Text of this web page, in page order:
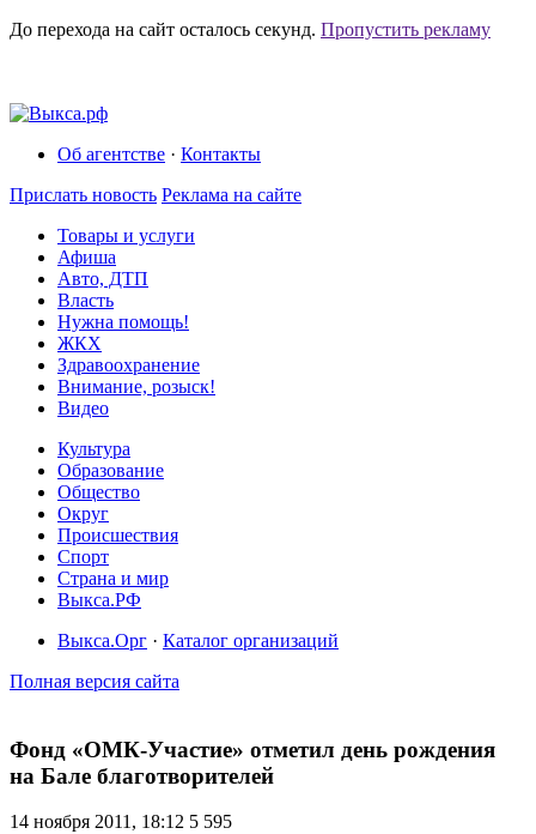
До перехода на сайт осталось секунд. Пропустить рекламу
Об агентстве · Контакты
Прислать новость Реклама на сайте
Товары и услуги
Афиша
Авто, ДТП
Власть
Нужна помощь!
ЖКХ
Здравоохранение
Внимание, розыск!
Видео
Культура
Образование
Общество
Округ
Происшествия
Спорт
Страна и мир
Выкса.РФ
Выкса.Орг · Каталог организаций
Полная версия сайта
Фонд «ОМК-Участие» отметил день рождения
на Бале благотворителей
14 ноября 2011, 18:12 5 595